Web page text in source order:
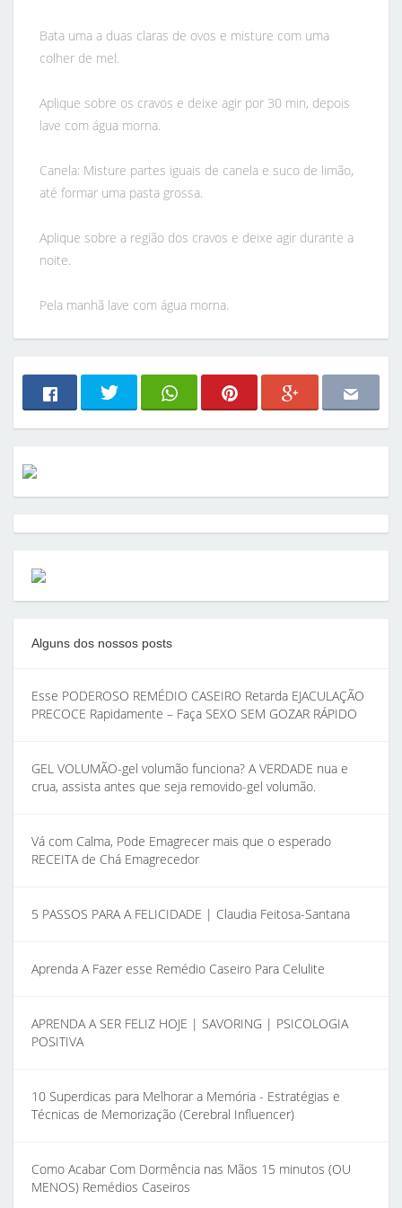
Bata uma a duas claras de ovos e misture com uma
colher de mel.
Aplique sobre os cravos e deixe agir por 30 min, depois
lave com água morna.
Canela: Misture partes iguais de canela e suco de limão,
até formar uma pasta grossa.
Aplique sobre a região dos cravos e deixe agir durante a
noite.
Pela manhã lave com água morna.
Alguns dos nossos posts
Esse PODEROSO REMÉDIO CASEIRO Retarda EJACULAÇÃO
PRECOCE Rapidamente – Faça SEXO SEM GOZAR RÁPIDO
GEL VOLUMÃO-gel volumão funciona? A VERDADE nua e
crua, assista antes que seja removido-gel volumão.
Vá com Calma, Pode Emagrecer mais que o esperado
RECEITA de Chá Emagrecedor
5 PASSOS PARA A FELICIDADE | Claudia Feitosa-Santana
Aprenda A Fazer esse Remédio Caseiro Para Celulite
APRENDA A SER FELIZ HOJE | SAVORING | PSICOLOGIA
POSITIVA
10 Superdicas para Melhorar a Memória - Estratégias e
Técnicas de Memorização (Cerebral Influencer)
Como Acabar Com Dormência nas Mãos 15 minutos (OU
MENOS) Remédios Caseiros